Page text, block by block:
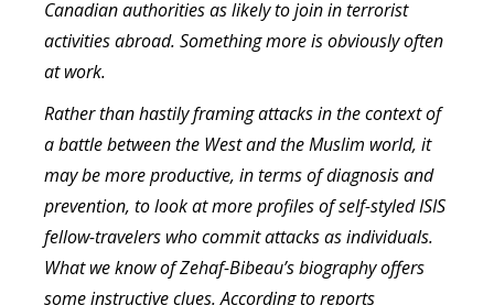
Canadian authorities as likely to join in terrorist
activities abroad. Something more is obviously often
at work.
Rather than hastily framing attacks in the context of
a battle between the West and the Muslim world, it
may be more productive, in terms of diagnosis and
prevention, to look at more profiles of self-styled ISIS
fellow-travelers who commit attacks as individuals.
What we know of Zehaf-Bibeau’s biography offers
some instructive clues. According to reports